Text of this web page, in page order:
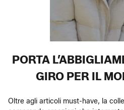
PORTA
GIRO PER IL
Oltre agli articoli must-have, la